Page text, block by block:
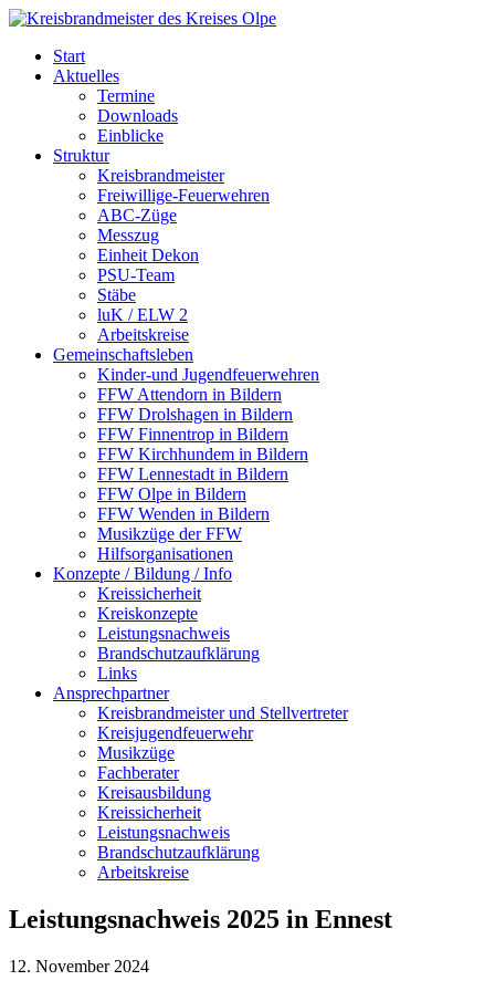
Skip
contentStart
Aktuelles
Termine
Downloads
Einblicke
Struktur
Kreisbrandmeister
Freiwillige-Feuerwehren
ABC-Züge
Messzug
Einheit Dekon
PSU-Team
Stäbe
luK / ELW 2
Arbeitskreise
Gemeinschaftsleben
Kinder-und Jugendfeuerwehren
FFW Attendorn in Bildern
FFW Drolshagen in Bildern
FFW Finnentrop in Bildern
FFW Kirchhundem in Bildern
FFW Lennestadt in Bildern
FFW Olpe in Bildern
FFW Wenden in Bildern
Musikzüge der FFW
Hilfsorganisationen
Konzepte / Bildung / Info
Kreissicherheit
Kreiskonzepte
Leistungsnachweis
Brandschutzaufklärung
Links
Ansprechpartner
Kreisbrandmeister und Stellvertreter
Kreisjugendfeuerwehr
Musikzüge
Fachberater
Kreisausbildung
Kreissicherheit
Leistungsnachweis
Brandschutzaufklärung
Arbeitskreise
Leistungsnachweis 2025 in Ennest
12. November 2024